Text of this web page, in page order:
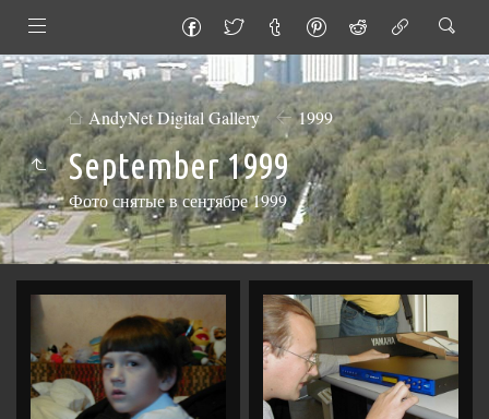
AndyNet Digital Gallery 1999
September 1999
Фото снятые в сентябре 1999